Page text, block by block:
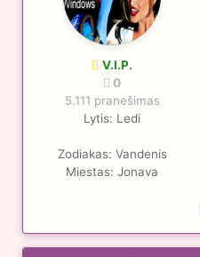
V.I.P.
0
5.111 pranešimas
Lytis: Ledi
Zodiakas: Vandenis
Miestas: Jonava